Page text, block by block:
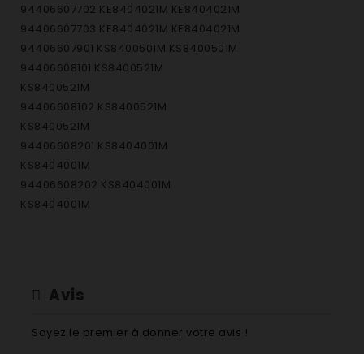
94406607702 KE8404021M KE8404021M
94406607703 KE8404021M KE8404021M
94406607901 KS8400501M KS8400501M
94406608101 KS8400521M
KS8400521M
94406608102 KS8400521M
KS8400521M
94406608201 KS8404001M
KS8404001M
94406608202 KS8404001M
KS8404001M
94406610001 EVY8840AOX EVY8840AOX
94406611401 EVY8840AAX EVY8840AAX
Avis
Soyez le premier à donner votre avis !